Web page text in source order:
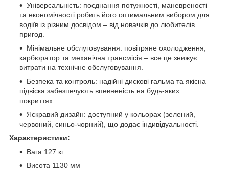
Універсальність: поєднання потужності, маневреності
та економічності робить його оптимальним вибором для
водіїв із різним досвідом – від новачків до любителів
пригод.
Мінімальне обслуговування: повітряне охолодження,
карбюратор та механічна трансмісія – все це знижує
витрати на технічне обслуговування.
Безпека та контроль: надійні дискові гальма та якісна
підвіска забезпечують впевненість на будь-яких
покриттях.
Яскравий дизайн: доступний у кольорах (зелений,
червоний, синьо-чорний), що додає індивідуальності.
Характеристики:
Вага 127 кг
Висота 1130 мм